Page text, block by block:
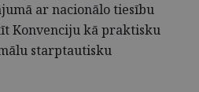
ar nacionālo tiesību
Konvenciju kā praktisku
starptautisku